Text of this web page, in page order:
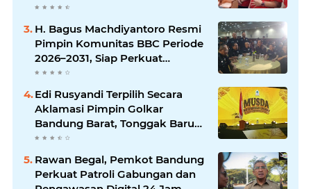
Jalan Braga
H. Bagus Machdiyantoro Resmi
Pimpin Komunitas BBC Periode
2026–2031, Siap Perkuat
Solidaritas dan Hadirkan
Program Nyata untuk
Masyarakat
Edi Rusyandi Terpilih Secara
Aklamasi Pimpin Golkar
Bandung Barat, Tonggak Baru
Kepemimpinan Harmonis
"Turun Ranjang"
Rawan Begal, Pemkot Bandung
Perkuat Patroli Gabungan dan